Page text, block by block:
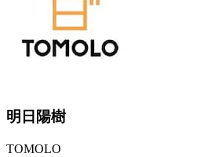
明日陽樹
TOMOLO